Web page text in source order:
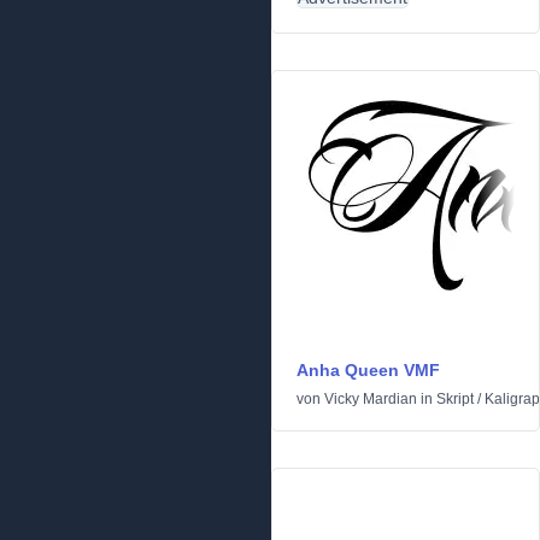
Anha Queen VMF
von Vicky Mardian in Skript/